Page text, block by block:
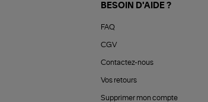
BESOIN D'AIDE ?
FAQ
CGV
Contactez-nous
Vos retours
Supprimer mon compte